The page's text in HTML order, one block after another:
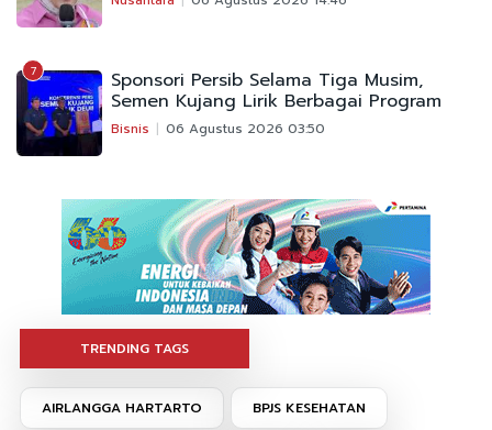
7 Sponsori Persib Selama Tiga Musim,
Semen Kujang Lirik Berbagai Program
Bisnis 06 Agustus 2026 03:50
TRENDING TAGS
AIRLANGGA HARTARTO BPJS KESEHATAN